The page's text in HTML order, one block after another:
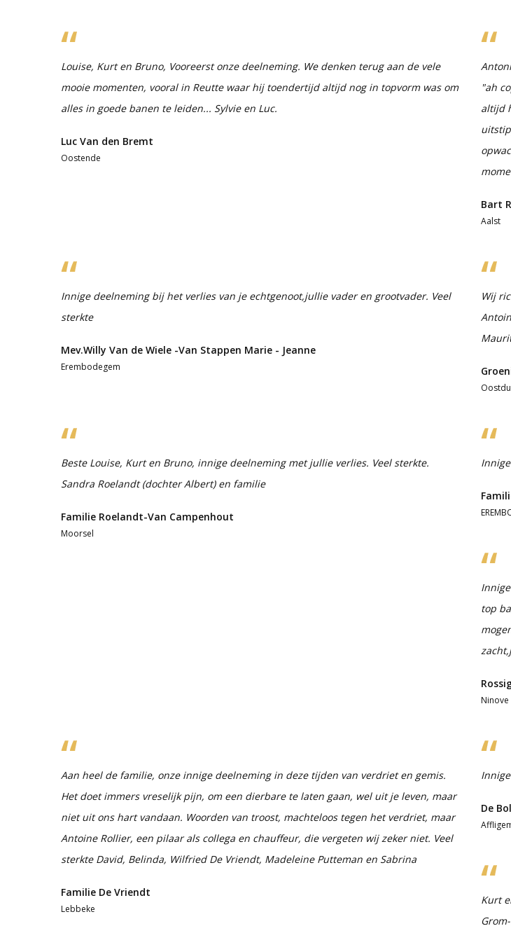
Louise, Kurt en Bruno, Vooreerst onze deelneming. We denken terug aan de vele
mooie momenten, vooral in Reutte waar hij toendertijd altijd nog in topvorm was om
alles in goede banen te leiden... Sylvie en Luc.
Luc Van den Bremt
Oostende
"ah
altijd
Bart
Aalst
Innige deelneming bij het verlies van je echtgenoot,jullie vader en grootvader. Veel
sterkte
Mev.Willy Van de Wiele -Van Stappen Marie - Jeanne
Erembodegem
Wij
Beste Louise, Kurt en Bruno, innige deelneming met jullie verlies. Veel sterkte.
Sandra Roelandt (dochter Albert) en familie
Familie Roelandt-Van Campenhout
Moorsel
top
Ninove
Aan heel de familie, onze innige deelneming in deze tijden van verdriet en gemis.
Het doet immers vreselijk pijn, om een dierbare te laten gaan, wel uit je leven, maar
niet uit ons hart vandaan. Woorden van troost, machteloos tegen het verdriet, maar
Antoine Rollier, een pilaar als collega en chauffeur, die vergeten wij zeker niet. Veel
sterkte David, Belinda, Wilfried De Vriendt, Madeleine Putteman en Sabrina
Familie De Vriendt
Lebbeke
De
Kurt